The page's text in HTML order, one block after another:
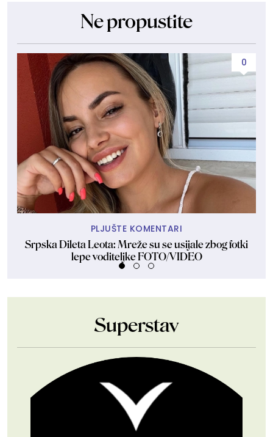
Ne propustite
0
PLJUŠTE KOMENTARI
Srpska Dileta Leota: Mreže su se usijale zbog fotki
lepe voditeljke FOTO/VIDEO
Superstav